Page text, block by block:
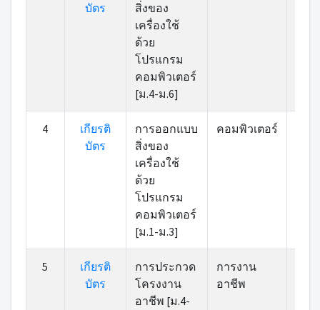
บัตร
สิ่งของ
เครื่องใช้
ด้วย
โปรแกรม
คอมพิวเตอร์
[ม.4-ม.6]
4
เกียรติ
บัตร
การออกแบบ
สิ่งของ
เครื่องใช้
ด้วย
โปรแกรม
คอมพิวเตอร์
[ม.1-ม.3]
คอมพิวเตอร์
5
เกียรติ
บัตร
การประกวด
โครงงาน
อาชีพ [ม.4-
การงาน
อาชีพ